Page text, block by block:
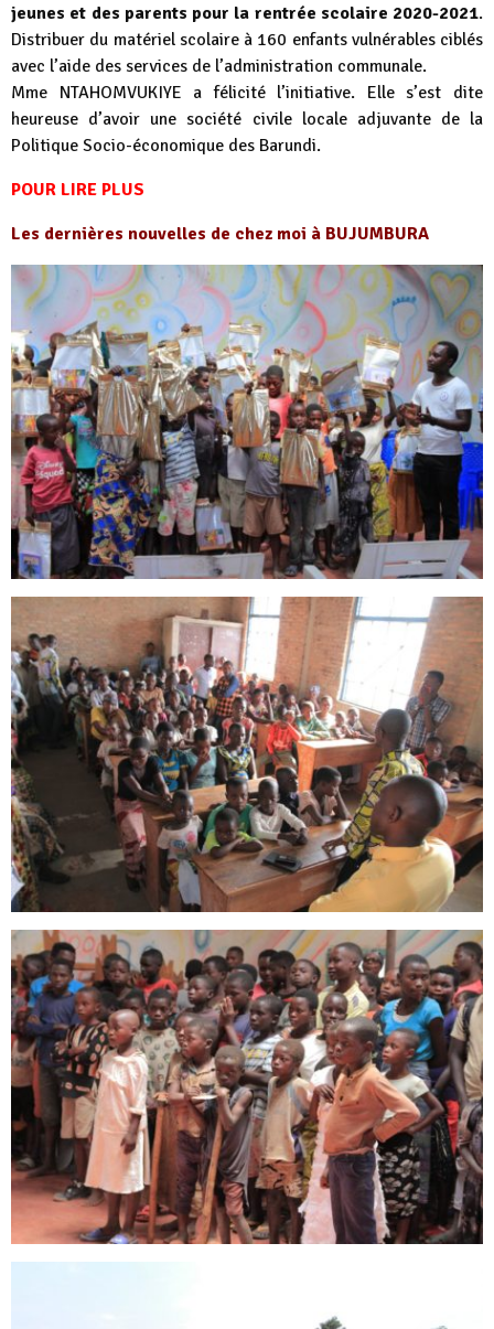
jeunes et des parents pour la rentrée scolaire 2020-2021.
Distribuer du matériel scolaire à 160 enfants vulnérables ciblés
avec l’aide des services de l’administration communale.
Mme NTAHOMVUKIYE a félicité l’initiative. Elle s’est dite
heureuse d’avoir une société civile locale adjuvante de la
Politique Socio-économique des Barundi.
POUR LIRE PLUS
Les dernières nouvelles de chez moi à BUJUMBURA